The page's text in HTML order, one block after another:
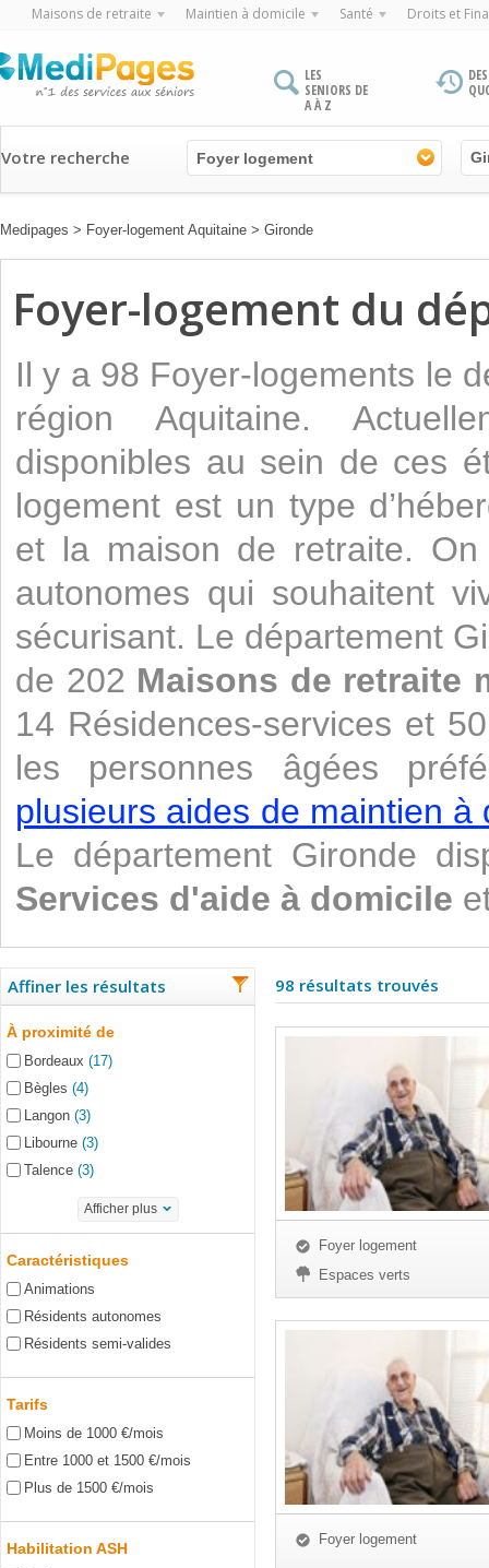
Maisons de retraite Maintien à domicile Santé Droits et
LES
SENIORS DE
A À Z
Votre recherche Foyer logement
Medipages > Foyer-logement Aquitaine > Gironde
Foyer-logement du
Il y a 98 Foyer-logements le
région Aquitaine.
disponibles au sein de ces
logement est un type
et la maison de retraite.
autonomes qui souhaitent
sécurisant. Le département
de 202 Maisons de retraite
14 Résidences-services et
les personnes âgées
plusieurs aides de maintien
Le département Gironde
Services d'aide à domicile
Affiner les résultats
À proximité de
Bordeaux (17)
Bègles (4)
Langon (3)
Libourne (3)
Talence (3)
Afficher plus
Caractéristiques
Animations
Résidents autonomes
Résidents semi-valides
Tarifs
Moins de 1000 €/mois
Entre 1000 et 1500 €/mois
Plus de 1500 €/mois
Habilitation ASH
98 résultats trouvés
Foyer logement
Espaces verts
Foyer logement